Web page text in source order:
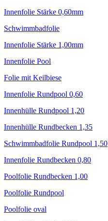
Innenfolie Stärke 0,60mm
Schwimmbadfolie
Innenfolie Stärke 1,00mm
Innenfolie Pool
Folie mit Keilbiese
Innenfolie Rundpool 0,60
Innenhülle Rundpool 1,20
Innenhülle Rundbecken 1,35
Schwimmbadfolie Rundpool 1,50
Innenfolie Rundbecken 0,80
Poolfolie Rundbecken 1,00
Poolfolie Rundpool
Poolfolie oval